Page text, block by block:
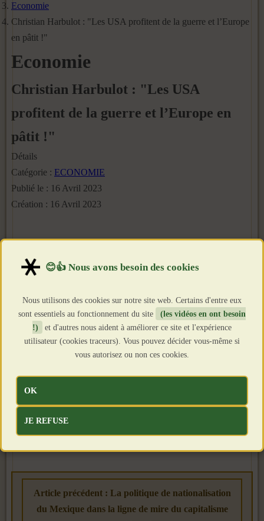
Economie
Christian Harbulot : "Les USA profitent de la guerre et l’Europe
en pâtit !"
Economie
Christian Harbulot : "Les USA
profitent de la guerre et l’Europe en
pâtit !"
Détails
Catégorie : ECONOMIE
Publié le : 16 Avril 2023
Création : 16 Avril 2023
Article précédent : La politique de nationalisation
du Mexique dans la ligne de mire du capitalisme
Nous utilisons des cookies sur notre site web. Certains d'entre eux
sont essentiels au fonctionnement du site
(les vidéos en ont besoin
!)
et d'autres nous aident à améliorer ce site et l'expérience
utilisateur (cookies traceurs). Vous pouvez décider vous-même si
vous autorisez ou non ces cookies.
OK
JE REFUSE